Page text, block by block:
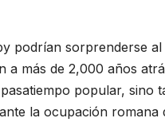
podrían sorprenderse
a más de 2,000 años
popular, sino
la ocupación romana